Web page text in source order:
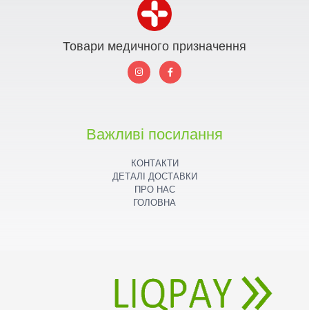
Товари медичного призначення
I
n
s
a
m
F
a
c
Важливі посилання
КОНТАКТИ
ДЕТАЛІ ДОСТАВКИ
ПРО НАС
ГОЛОВНА